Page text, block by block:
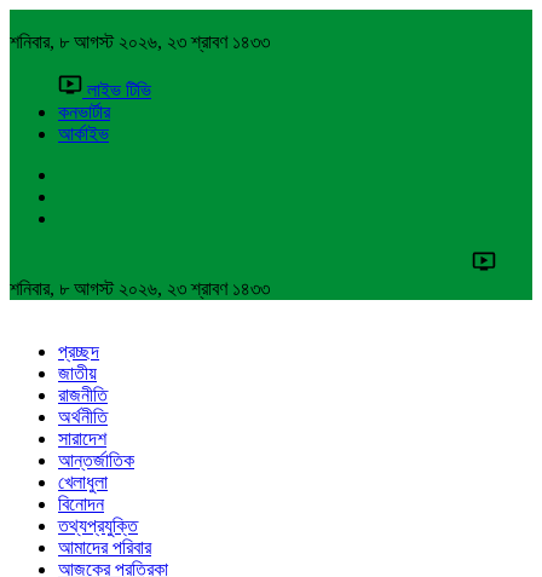
শনিবার, ৮ আগস্ট ২০২৬, ২৩ শ্রাবণ ১৪৩৩
লাইভ টিভি
কনভার্টার
আর্কাইভ
শনিবার, ৮ আগস্ট ২০২৬, ২৩ শ্রাবণ ১৪৩৩
প্রচ্ছদ
জাতীয়
রাজনীতি
অর্থনীতি
সারাদেশ
আন্তর্জাতিক
খেলাধুলা
বিনোদন
তথ্যপ্রযুক্তি
আমাদের পরিবার
আজকের প্রত্রিকা